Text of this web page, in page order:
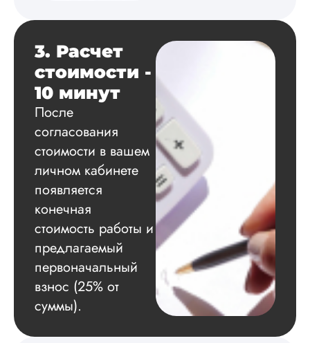
по результатам
Благодарна.
Диссертация
2024-11-20
Удобная форма
оплаты, есть
официальный
работу выполнили
оговоренные
сдачи,
оформили в
соответствии с
Взаимодействие с
3. Расчет
стоимости -
10 минут
После
согласования
стоимости в вашем
личном кабинете
появляется
конечная
стоимость работы и
предлагаемый
первоначальный
взнос (25% от
суммы).